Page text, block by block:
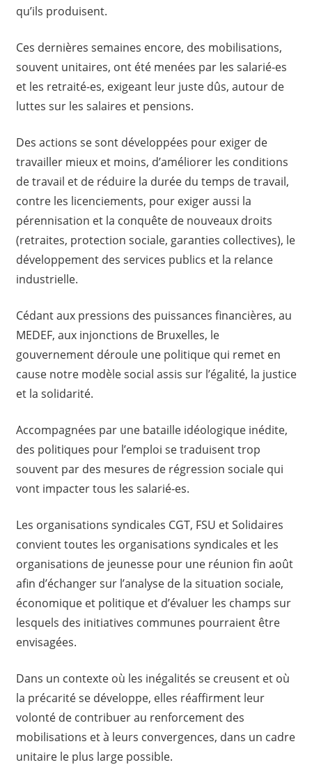
qu’ils produisent.
Ces dernières semaines encore, des mobilisations,
souvent unitaires, ont été menées par les salarié-es
et les retraité-es, exigeant leur juste dûs, autour de
luttes sur les salaires et pensions.
Des actions se sont développées pour exiger de
travailler mieux et moins, d’améliorer les conditions
de travail et de réduire la durée du temps de travail,
contre les licenciements, pour exiger aussi la
pérennisation et la conquête de nouveaux droits
(retraites, protection sociale, garanties collectives), le
développement des services publics et la relance
industrielle.
Cédant aux pressions des puissances financières, au
MEDEF, aux injonctions de Bruxelles, le
gouvernement déroule une politique qui remet en
cause notre modèle social assis sur l’égalité, la justice
et la solidarité.
Accompagnées par une bataille idéologique inédite,
des politiques pour l’emploi se traduisent trop
souvent par des mesures de régression sociale qui
vont impacter tous les salarié-es.
Les organisations syndicales CGT, FSU et Solidaires
convient toutes les organisations syndicales et les
organisations de jeunesse pour une réunion fin août
afin d’échanger sur l’analyse de la situation sociale,
économique et politique et d’évaluer les champs sur
lesquels des initiatives communes pourraient être
envisagées.
Dans un contexte où les inégalités se creusent et où
la précarité se développe, elles réaffirment leur
volonté de contribuer au renforcement des
mobilisations et à leurs convergences, dans un cadre
unitaire le plus large possible.